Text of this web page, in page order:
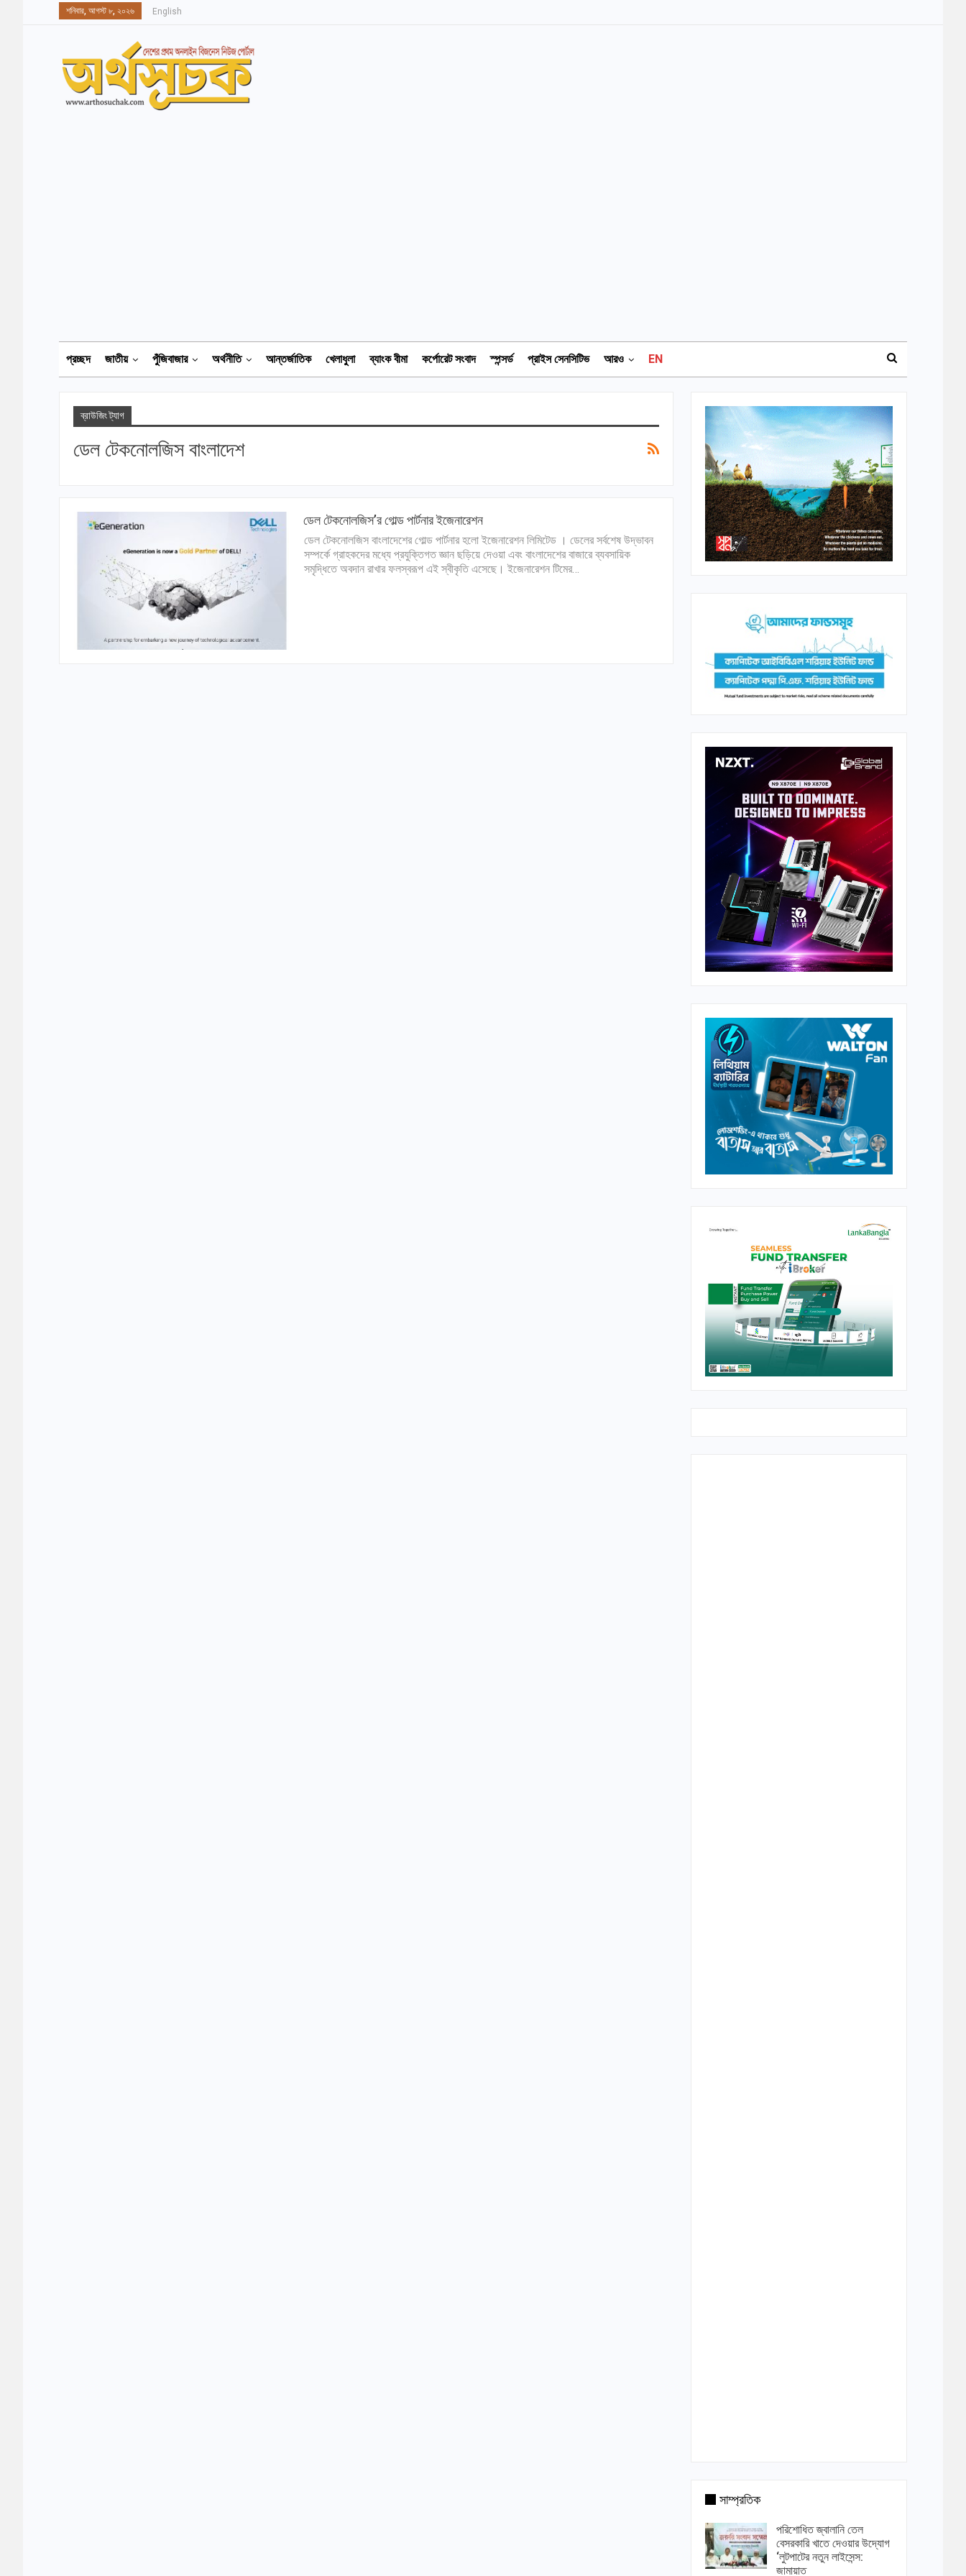
শনিবার, আগস্ট ৮, ২০২৬ English
প্রচ্ছদ জাতীয় পুঁজিবাজার অর্থনীতি আন্তর্জাতিক খেলাধুলা ব্যাংক বীমা কর্পোরেট সংবাদ স্পন্সর্ড প্রাইস সেনসিটিভ আরও EN
ব্রাউজিং ট্যাগ
ডেল টেকনোলজিস বাংলাদেশ
ডেল টেকনোলজিস’র গোল্ড পার্টনার ইজেনারেশন
ডেল টেকনোলজিস বাংলাদেশের গোল্ড পার্টনার হলো ইজেনারেশন লিমিটেড । ডেলের সর্বশেষ উদ্ভাবন
সম্পর্কে গ্রাহকদের মধ্যে প্রযুক্তিগত জ্ঞান ছড়িয়ে দেওয়া এবং বাংলাদেশের বাজারে ব্যবসায়িক
সমৃদ্ধিতে অবদান রাখার ফলস্বরূপ এই স্বীকৃতি এসেছে। ইজেনারেশন টিমের…
সাম্প্রতিক
পরিশোধিত জ্বালানি তেল
বেসরকারি খাতে দেওয়ার উদ্যোগ
‘লুটপাটের নতুন লাইসেন্স:
জামায়াত